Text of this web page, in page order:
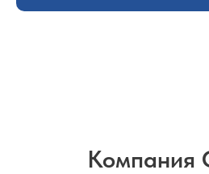
Компания